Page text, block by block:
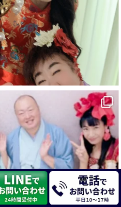
たい
X
ッションプリンセス【公式】
4 8月